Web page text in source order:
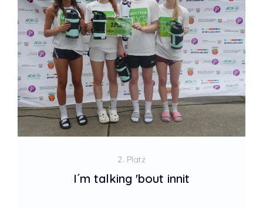
2. Platz
I´m talking 'bout innit